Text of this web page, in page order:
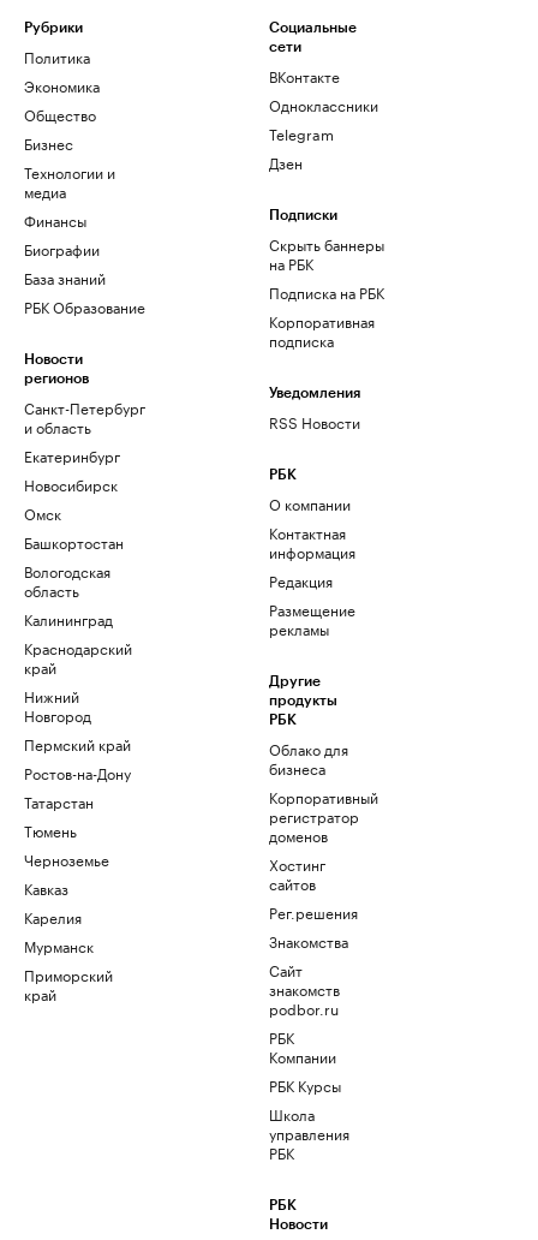
Рубрики
Политика
Экономика
Общество
Бизнес
Технологии и
медиа
Финансы
Биографии
База знаний
РБК Образование
Новости
регионов
Санкт-Петербург
и область
Екатеринбург
Новосибирск
Омск
Башкортостан
Вологодская
область
Калининград
Краснодарский
край
Нижний
Новгород
Пермский край
Ростов-на-Дону
Татарстан
Тюмень
Черноземье
Кавказ
Карелия
Мурманск
Приморский
край
Социальные
сети
ВКонтакте
Одноклассники
Telegram
Дзен
Подписки
Скрыть баннеры
на РБК
Подписка на РБК
Корпоративная
подписка
Уведомления
RSS Новости
РБК
О компании
Контактная
информация
Редакция
Размещение
рекламы
Другие
продукты
РБК
Облако для
бизнеса
Корпоративный
регистратор
доменов
Хостинг
сайтов
Рег.решения
Знакомства
Сайт
знакомств
podbor.ru
РБК
Компании
РБК Курсы
Школа
управления
РБК
РБК
Новости